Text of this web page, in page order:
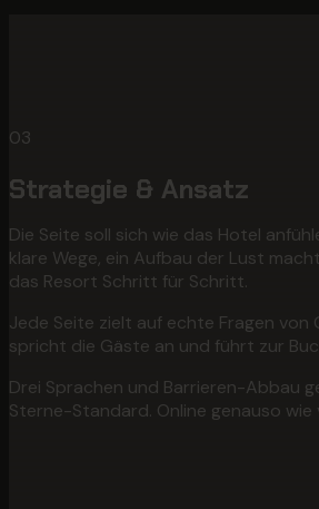
03
Strategie & Ansatz
Die Seite soll sich wie das Hotel
klare Wege, ein Aufbau der Lust
das Resort Schritt für Schritt.
Jede Seite zielt auf echte Fragen von
spricht die Gäste an und führt zur
Drei Sprachen und Barrieren-Abbau
Sterne-Standard. Online genauso wie